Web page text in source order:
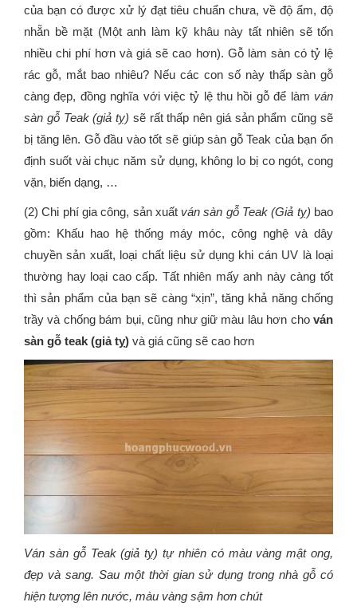
của bạn có được xử lý đạt tiêu chuẩn chưa, về độ ẩm, độ
nhẵn bề mặt (Một anh làm kỹ khâu này tất nhiên sẽ tốn
nhiều chi phí hơn và giá sẽ cao hơn). Gỗ làm sàn có tỷ lệ
rác gỗ, mắt bao nhiêu? Nếu các con số này thấp sàn gỗ
càng đẹp, đồng nghĩa với việc tỷ lệ thu hồi gỗ để làm ván
sàn gỗ Teak (giả tỵ) sẽ rất thấp nên giá sản phẩm cũng sẽ
bị tăng lên. Gỗ đầu vào tốt sẽ giúp sàn gỗ Teak của bạn ổn
định suốt vài chục năm sử dụng, không lo bị co ngót, cong
vặn, biến dạng, …
(2) Chi phí gia công, sản xuất ván sàn gỗ Teak (Giả tỵ) bao
gồm: Khấu hao hệ thống máy móc, công nghệ và dây
chuyền sản xuất, loại chất liệu sử dụng khi cán UV là loại
thường hay loại cao cấp. Tất nhiên mấy anh này càng tốt
thì sản phẩm của bạn sẽ càng “xịn”, tăng khả năng chống
trầy và chống bám bụi, cũng như giữ màu lâu hơn cho ván
sàn gỗ teak (giả tỵ) và giá cũng sẽ cao hơn
Ván sàn gỗ Teak (giả tỵ) tự nhiên có màu vàng mật ong,
đẹp và sang. Sau một thời gian sử dụng trong nhà gỗ có
hiện tượng lên nước, màu vàng sậm hơn chút